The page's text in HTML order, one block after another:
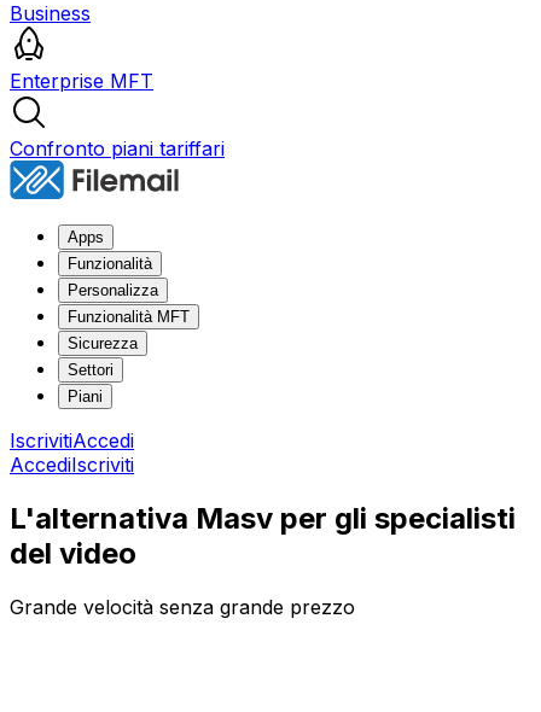
Business
Enterprise MFT
Confronto piani tariffari
Apps
Funzionalità
Personalizza
Funzionalità MFT
Sicurezza
Settori
Piani
IscrivitiAccedi
AccediIscriviti
L'alternativa Masv per gli specialisti
del video
Grande velocità senza grande prezzo